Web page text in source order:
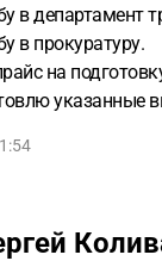
в департамент
в прокуратуру.
на
указанные